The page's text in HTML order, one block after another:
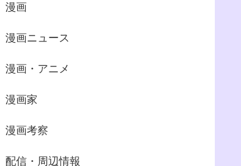
漫画
漫画ニュース
漫画・アニメ
漫画家
漫画考察
配信・周辺情報